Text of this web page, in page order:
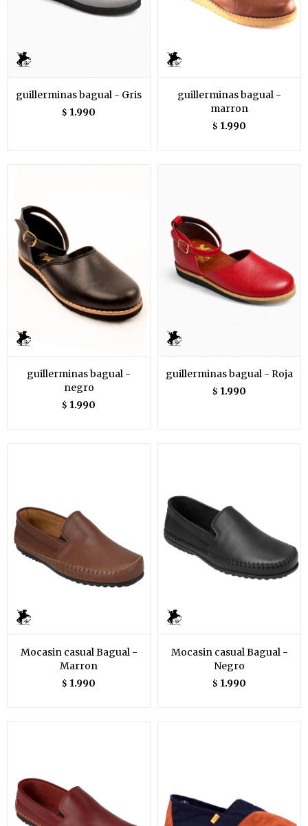
guillerminas bagual - Gris
$ 1.990
guillerminas bagual -
marron
$ 1.990
guillerminas bagual -
negro
$ 1.990
guillerminas bagual - Roja
$ 1.990
Mocasin casual Bagual -
Marron
$ 1.990
Mocasin casual Bagual -
Negro
$ 1.990